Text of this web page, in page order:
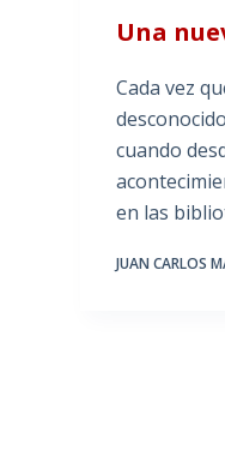
Una
Cada vez
cuando
en las
JUAN CARLOS